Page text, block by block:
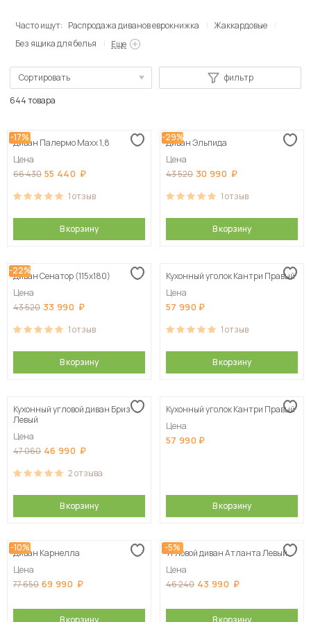
Часто ищут: Распродажа диванов еврокнижка
Жаккардовые
Без ящика для белья
Еще
Сортировать
Сначала дорогие
фильтр
644 товара
-17%
Диван Палермо Maxx 1,8
Цена
66 430 55 440
1отзыв
В корзину
-29%
Диван Эльпида
Цена
43 520 30 990
1отзыв
В корзину
-22%
Диван Сенатор (115х180)
Цена
43 520 33 990
1отзыв
В корзину
Кухонный уголок Кантри Правый
Цена
57 990
1отзыв
В корзину
Кухонный угловой диван Бриз
Левый
Цена
47 060 46 990
2отзыва
В корзину
Кухонный уголок Кантри Правый
Цена
57 990
В корзину
-10%
Диван Карнелла
Цена
77 650 69 990
В корзину
-5%
Угловой диван Атланта Левый
Цена
46 240 43 990
В корзину